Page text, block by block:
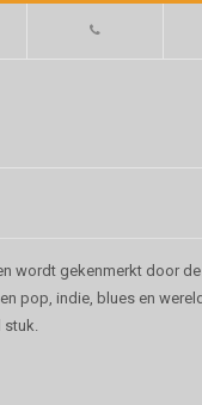
en wordt gekenmerkt door
pop, indie, blues en